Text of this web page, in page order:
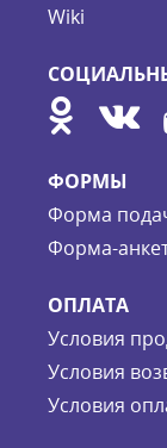
Wiki
ФОРМЫ
Форма
Форма-
ОПЛАТА
Условия
Условия
Условия